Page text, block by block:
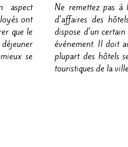
aspect
ont
que le
se
Ne remettez pas à
d'affaires des
dispose d'un
événement. Il doit
plupart des hôtels
touristiques de la